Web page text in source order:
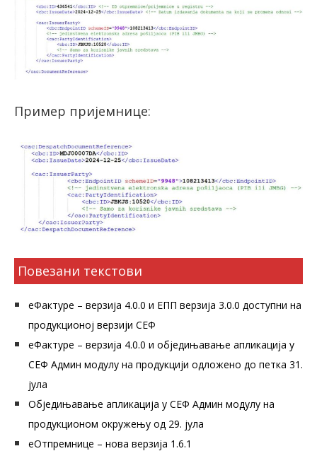
Пример пријемнице:
Повезани текстови
еФактуре – верзија 4.0.0 и ЕПП верзија 3.0.0 доступни на
продукционој верзији СЕФ
еФактуре – верзија 4.0.0 и обједињавање апликација у
СЕФ Админ модулу на продукцији одложено до петка 31.
јула
Обједињавање апликација у СЕФ Админ модулу на
продукционом окружењу од 29. јула
еОтпремнице – нова верзија 1.6.1